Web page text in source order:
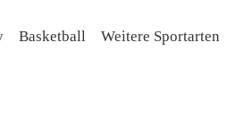
Basketball Weitere Sportarten